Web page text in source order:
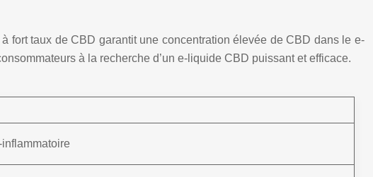
fort taux de CBD garantit une concentration élevée de CBD dans le e-
à la recherche d’un e-liquide CBD puissant et efficace.